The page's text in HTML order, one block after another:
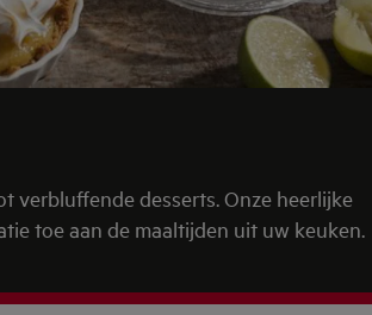
verbluffende desserts. Onze heerlijke
toe aan de maaltijden uit uw keuken.